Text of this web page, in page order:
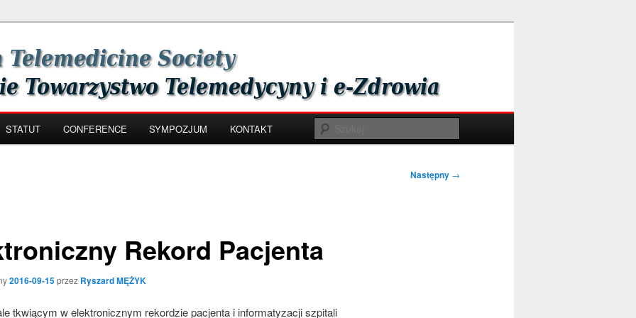
Telemedycyny i e-
Society
STATUT CONFERENCE SYMPOZJUM KONTAKT
Następny →
Rekord Pacjenta
2016-09-15przez Ryszard MĘŻYK
tkwiącym w elektronicznym rekordzie pacjenta i informatyzacji szpitali